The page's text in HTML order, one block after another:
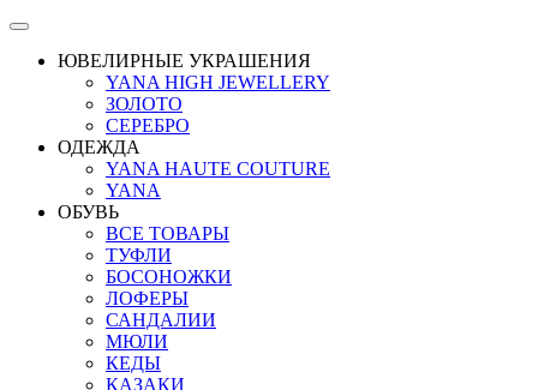
ЮВЕЛИРНЫЕ УКРАШЕНИЯ
YANA HIGH JEWELLERY
ЗОЛОТО
СЕРЕБРО
ОДЕЖДА
YANA HAUTE COUTURE
YANA
ОБУВЬ
ВСЕ ТОВАРЫ
ТУФЛИ
БОСОНОЖКИ
ЛОФЕРЫ
САНДАЛИИ
МЮЛИ
КЕДЫ
КАЗАКИ